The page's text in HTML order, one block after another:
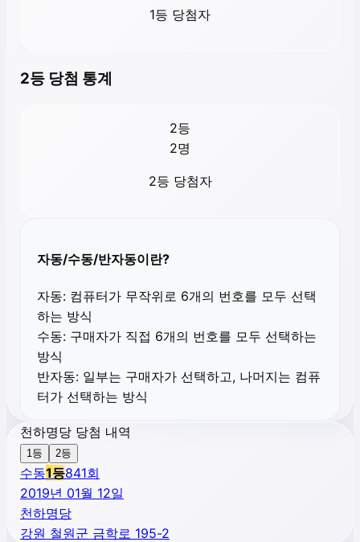
1등 당첨자
2등 당첨 통계
2등
2명
2등 당첨자
자동/수동/반자동이란?
자동: 컴퓨터가 무작위로 6개의 번호를 모두 선택
하는 방식
수동: 구매자가 직접 6개의 번호를 모두 선택하는
방식
반자동: 일부는 구매자가 선택하고, 나머지는 컴퓨
터가 선택하는 방식
천하명당 당첨 내역
1등 2등
수동1등841회
2019년 01월 12일
천하명당
강원 철원군 금학로 195-2